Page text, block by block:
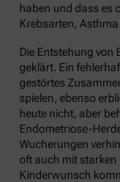
haben und dass es
Krebsarten,
Die Entstehung von
geklärt. Ein
gestörtes
spielen, ebenso
heute nicht, aber
Endometriose-
Wucherungen
oft auch mit
Kinderwunsch